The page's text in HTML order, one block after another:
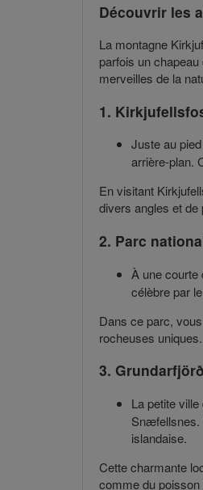
Découvrir les
La montagne
parfois un
merveilles de la
1.
Juste au
arrière-plan.
En visitant
divers angles et
2. Parc
À une
célèbre par
Dans ce parc,
rocheuses
3.
La petite ville
Snæfellsnes.
islandaise.
Cette charmante
comme du